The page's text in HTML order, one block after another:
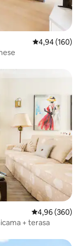
Prosječna
4,94 (160)
gosti”
Prosječna
4,96 (360)
+ terasa